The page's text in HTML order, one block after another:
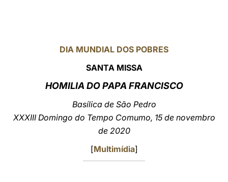
DIA MUNDIAL DOS POBRES
SANTA MISSA
HOMILIA DO PAPA FRANCISCO
Basílica de São Pedro
XXXIII Domingo do Tempo Comumo, 15 de novembro
de 2020
[Multimídia]